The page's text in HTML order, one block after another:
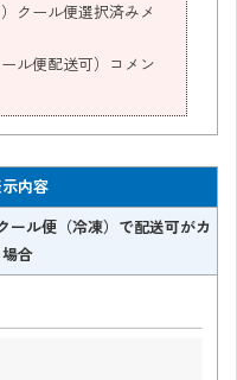
クール便選択済みメ
ル便配送可）コメン
内容
ール便（冷凍）で配送可がカ
合